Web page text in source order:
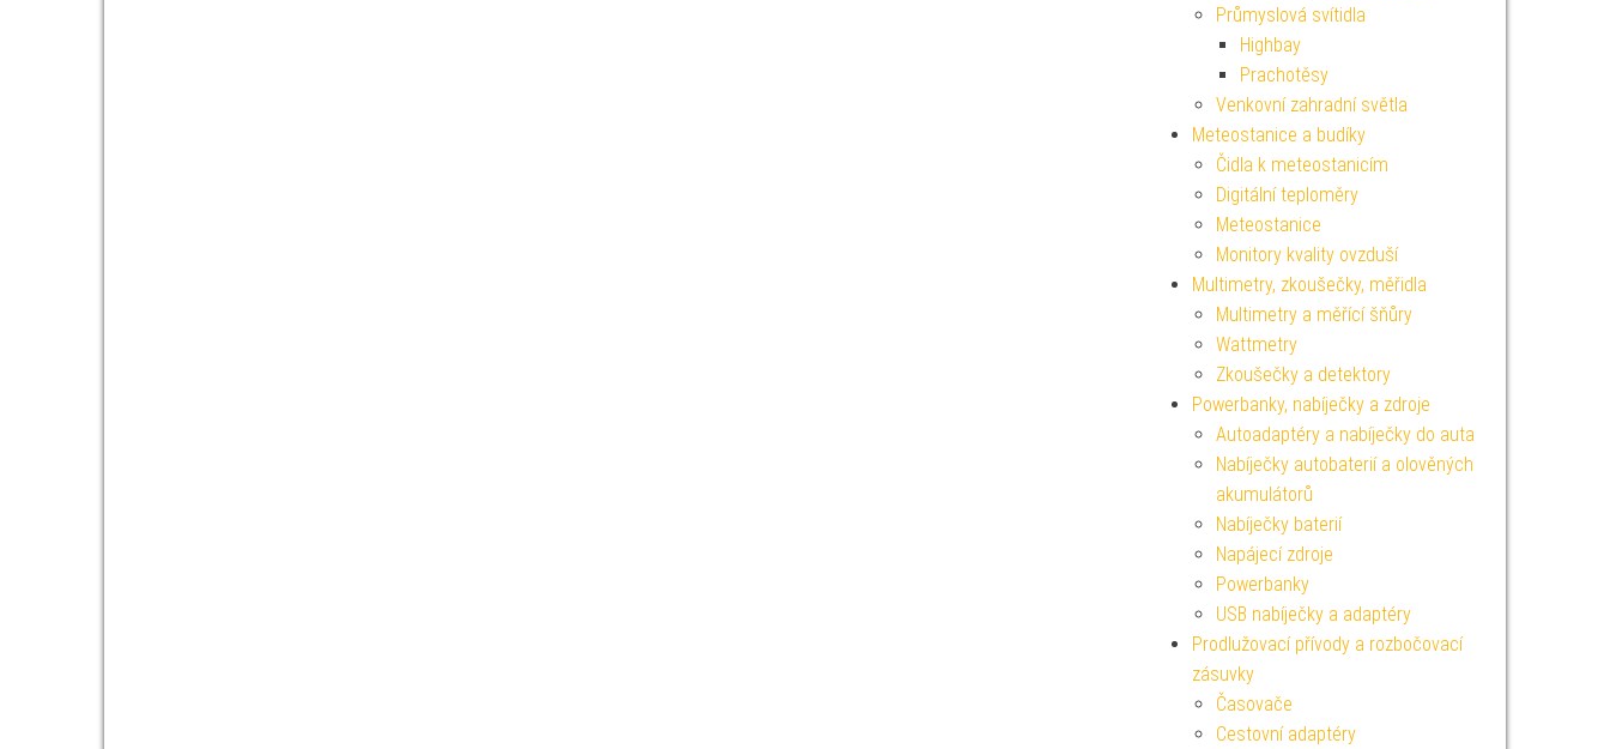
Průmyslová svítidla
Highbay
Prachotěsy
Venkovní zahradní světla
Meteostanice a budíky
Čidla k meteostanicím
Digitální teploměry
Meteostanice
Monitory kvality ovzduší
Multimetry, zkoušečky, měřidla
Multimetry a měřící šňůry
Wattmetry
Zkoušečky a detektory
Powerbanky, nabíječky a zdroje
Autoadaptéry a nabíječky do auta
Nabíječky autobaterií a olověných
akumulátorů
Nabíječky baterií
Napájecí zdroje
Powerbanky
USB nabíječky a adaptéry
Prodlužovací přívody a rozbočovací
zásuvky
Časovače
Cestovní adaptéry